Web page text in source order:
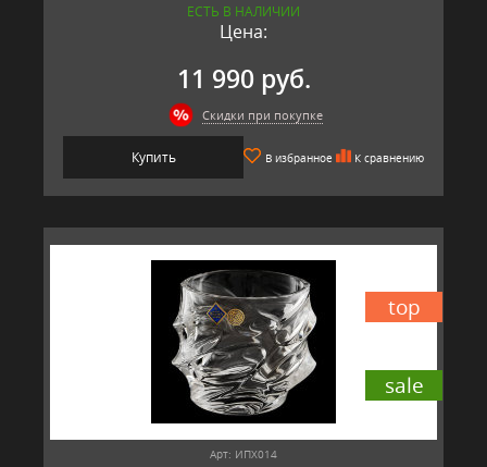
ЕСТЬ В НАЛИЧИИ
Цена:
11 990 руб.
Скидки при покупке
Купить В избранное К сравнению
sale
top
Арт: ИПХ014